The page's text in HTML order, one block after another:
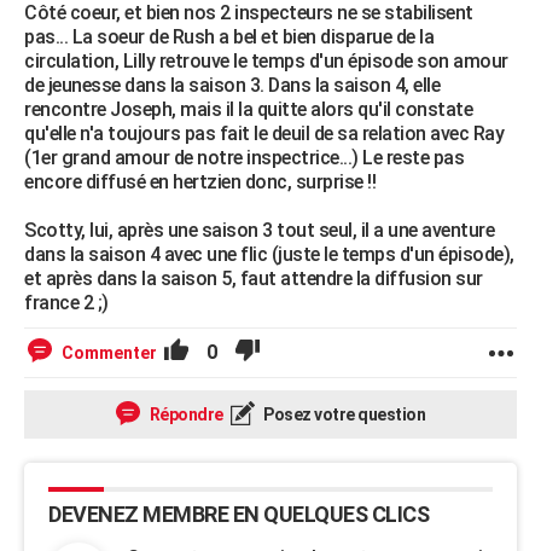
Côté coeur, et bien nos 2 inspecteurs ne se stabilisent
pas... La soeur de Rush a bel et bien disparue de la
circulation, Lilly retrouve le temps d'un épisode son amour
de jeunesse dans la saison 3. Dans la saison 4, elle
rencontre Joseph, mais il la quitte alors qu'il constate
qu'elle n'a toujours pas fait le deuil de sa relation avec Ray
(1er grand amour de notre inspectrice...) Le reste pas
encore diffusé en hertzien donc, surprise !!
Scotty, lui, après une saison 3 tout seul, il a une aventure
dans la saison 4 avec une flic (juste le temps d'un épisode),
et après dans la saison 5, faut attendre la diffusion sur
france 2 ;)
Commenter 0
Répondre Posez votre question
DEVENEZ MEMBRE EN QUELQUES CLICS